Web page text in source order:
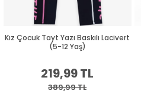
Kız Çocuk Tayt Yazı Baskılı Lacivert
(5-12 Yaş)
219,99 TL
389,99 TL